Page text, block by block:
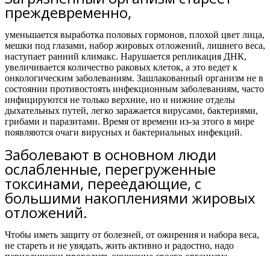
преждевременно,
уменьшается выработка половых гормонов, плохой цвет лица,
мешки под глазами, набор жировых отложений, лишнего веса,
наступает ранний климакс. Нарушается репликация ДНК,
увеличивается количество раковых клеток, а это ведет к
онкологическим заболеваниям. Зашлакованный организм не в
состоянии противостоять инфекционным заболеваниям, часто
инфицируются не только верхние, но и нижние отделы
дыхательных путей, легко заражается вирусами, бактериями,
грибами и паразитами. Время от времени из-за этого в мире
появляются очаги вирусных и бактериальных инфекций.
Заболевают в основном люди
ослабленные, перегруженные
токсинами, переедающие, с
большими накоплениями жировых
отложений.
Чтобы иметь защиту от болезней, от ожирения и набора веса,
не стареть и не увядать, жить активно и радостно, надо